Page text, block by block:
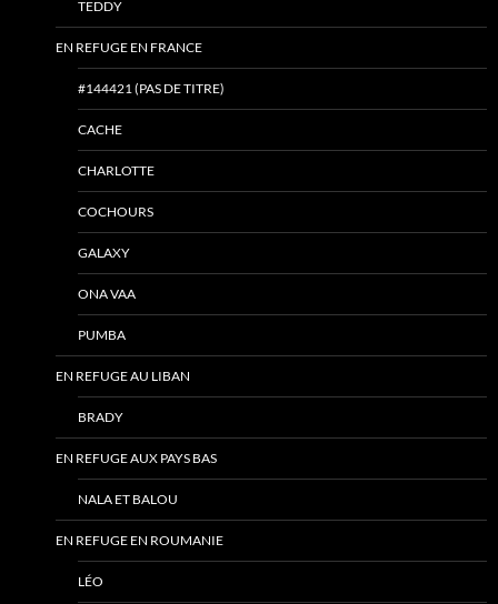
TEDDY
EN REFUGE EN FRANCE
#144421 (PAS DE TITRE)
CACHE
CHARLOTTE
COCHOURS
GALAXY
ONA VAA
PUMBA
EN REFUGE AU LIBAN
BRADY
EN REFUGE AUX PAYS BAS
NALA ET BALOU
EN REFUGE EN ROUMANIE
LÉO